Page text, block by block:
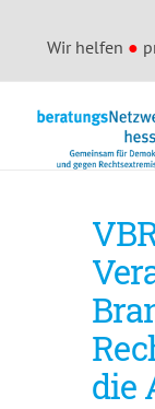
Wir helfen ●
die